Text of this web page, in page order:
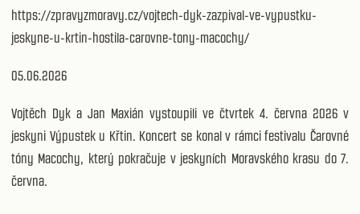
https://zpravyzmoravy.cz/vojtech-dyk-zazpival-ve-vypustku-
jeskyne-u-krtin-hostila-carovne-tony-macochy/
05.06.2026
Vojtěch Dyk a Jan Maxián vystoupili ve čtvrtek 4. června 2026 v
jeskyni Výpustek u Křtin. Koncert se konal v rámci festivalu Čarovné
tóny Macochy, který pokračuje v jeskyních Moravského krasu do 7.
června.